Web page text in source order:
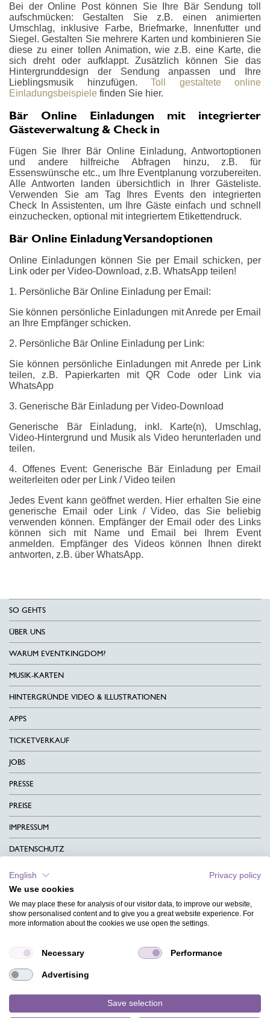
Bei der Online Post können Sie Ihre Bär Sendung toll
aufschmücken: Gestalten Sie z.B. einen animierten
Umschlag, inklusive Farbe, Briefmarke, Innenfutter und
Siegel. Gestalten Sie mehrere Karten und kombinieren Sie
diese zu einer tollen Animation, wie z.B. eine Karte, die
sich dreht oder aufklappt. Zusätzlich können Sie das
Hintergrunddesign der Sendung anpassen und Ihre
Lieblingsmusik hinzufügen. Toll gestaltete online
Einladungsbeispiele finden Sie hier.
Bär Online Einladungen mit integrierter
Gästeverwaltung & Check in
Fügen Sie Ihrer Bär Online Einladung, Antwortoptionen
und andere hilfreiche Abfragen hinzu, z.B. für
Essenswünsche etc., um Ihre Eventplanung vorzubereiten.
Alle Antworten landen übersichtlich in Ihrer Gästeliste.
Verwenden Sie am Tag Ihres Events den integrierten
Check In Assistenten, um Ihre Gäste einfach und schnell
einzuchecken, optional mit integriertem Etikettendruck.
Bär Online Einladung Versandoptionen
Online Einladungen können Sie per Email schicken, per
Link oder per Video-Download, z.B. WhatsApp teilen!
1. Persönliche Bär Online Einladung per Email:
Sie können persönliche Einladungen mit Anrede per Email
an Ihre Empfänger schicken.
2. Persönliche Bär Online Einladung per Link:
Sie können persönliche Einladungen mit Anrede per Link
teilen, z.B. Papierkarten mit QR Code oder Link via
WhatsApp
3. Generische Bär Einladung per Video-Download
Generische Bär Einladung, inkl. Karte(n), Umschlag,
Video-Hintergrund und Musik als Video herunterladen und
teilen.
4. Offenes Event: Generische Bär Einladung per Email
weiterleiten oder per Link / Video teilen
Jedes Event kann geöffnet werden. Hier erhalten Sie eine
generische Email oder Link / Video, das Sie beliebig
verwenden können. Empfänger der Email oder des Links
können sich mit Name und Email bei Ihrem Event
anmelden. Empfänger des Videos können Ihnen direkt
antworten, z.B. über WhatsApp.
SO GEHTS
ÜBER UNS
WARUM EVENTKINGDOM?
MUSIK-KARTEN
HINTERGRÜNDE VIDEO & ILLUSTRATIONEN
APPS
TICKETVERKAUF
JOBS
PRESSE
PREISE
IMPRESSUM
DATENSCHUTZ
KONTAKT
AGB
CHARITY
MAGAZIN
HILFE
English
Privacy policy
We use cookies
We may place these for analysis of our visitor data, to improve our website,
show personalised content and to give you a great website experience. For
more information about the cookies we use open the settings.
Necessary Performance
Advertising
Save selection